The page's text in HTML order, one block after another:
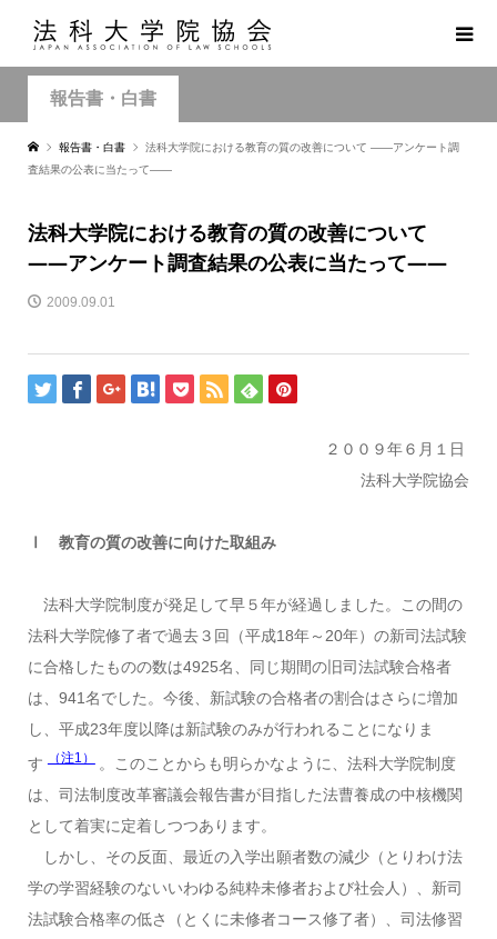
報告書・白書
報告書・白書
法科大学院における教育の質の改善について ――アンケート調
査結果の公表に当たって――
法科大学院における教育の質の改善について
――アンケート調査結果の公表に当たって――
2009.09.01
２００９年６月１日
法科大学院協会
Ⅰ 教育の質の改善に向けた取組み
法科大学院制度が発足して早５年が経過しました。この間の
法科大学院修了者で過去３回（平成18年～20年）の新司法試験
に合格したものの数は4925名、同じ期間の旧司法試験合格者
は、941名でした。今後、新試験の合格者の割合はさらに増加
し、平成23年度以降は新試験のみが行われることになりま
す （注1）
。このことからも明らかなように、法科大学院制度
は、司法制度改革審議会報告書が目指した法曹養成の中核機関
として着実に定着しつつあります。
しかし、その反面、最近の入学出願者数の減少（とりわけ法
学の学習経験のないいわゆる純粋未修者および社会人）、新司
法試験合格率の低さ（とくに未修者コース修了者）、司法修習